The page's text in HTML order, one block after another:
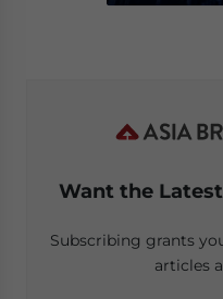
Want the
Subscribing grants
articles